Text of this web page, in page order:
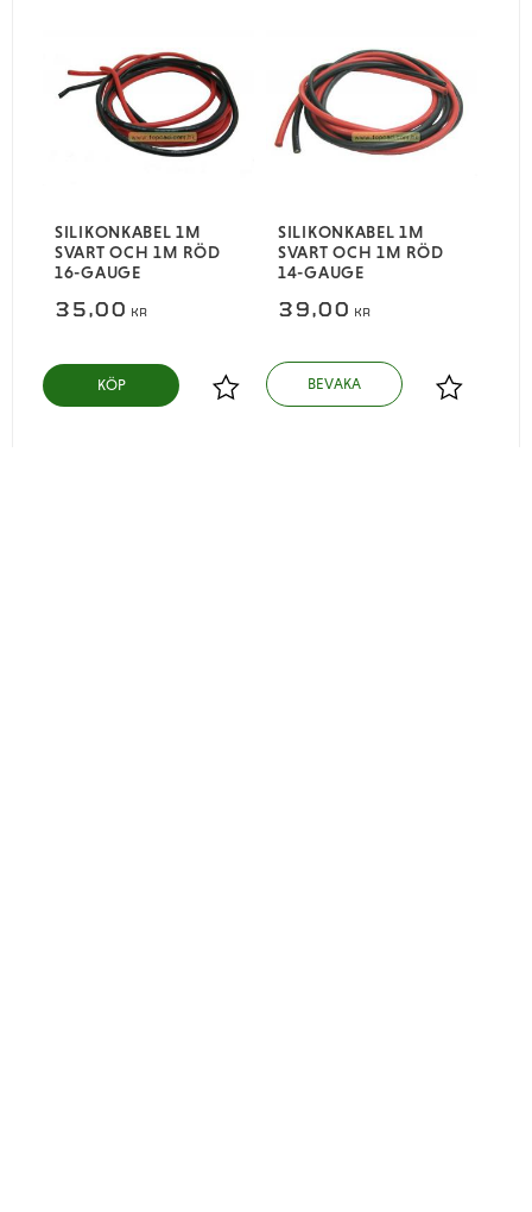
SILIKONKABEL 1M
SVART OCH 1M RÖD
16-GAUGE
35,00 KR
Lägg till i favoriter
KÖP
SILIKONKABEL 1M
SVART OCH 1M RÖD
14-GAUGE
39,00 KR
Lägg till i